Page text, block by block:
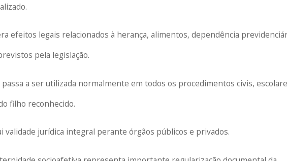
efeitos legais relacionados à herança, alimentos, dependência
pela legislação.
a ser utilizada normalmente em todos os procedimentos civis,
filho reconhecido.
validade jurídica integral perante órgãos públicos e privados.